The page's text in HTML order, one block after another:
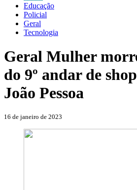
Educação
Policial
Geral
Tecnologia
Geral Mulher
do 9º andar de
João Pessoa
16 de janeiro de 2023